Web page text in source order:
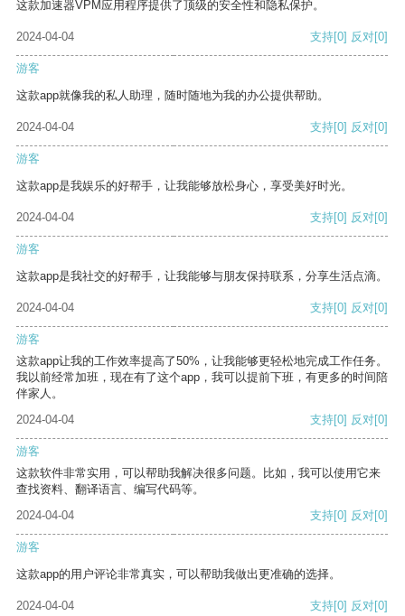
这款加速器VPM应用程序提供了顶级的安全性和隐私保护。
2024-04-04 支持[0] 反对[0]
游客
这款app就像我的私人助理，随时随地为我的办公提供帮助。
2024-04-04 支持[0] 反对[0]
游客
这款app是我娱乐的好帮手，让我能够放松身心，享受美好时光。
2024-04-04 支持[0] 反对[0]
游客
这款app是我社交的好帮手，让我能够与朋友保持联系，分享生活点滴。
2024-04-04 支持[0] 反对[0]
游客
这款app让我的工作效率提高了50%，让我能够更轻松地完成工作任务。
我以前经常加班，现在有了这个app，我可以提前下班，有更多的时间陪
伴家人。
2024-04-04
支持[0] 反对[0]
游客
这款软件非常实用，可以帮助我解决很多问题。比如，我可以使用它来
查找资料、翻译语言、编写代码等。
2024-04-04
支持[0] 反对[0]
游客
这款app的用户评论非常真实，可以帮助我做出更准确的选择。
2024-04-04 支持[0] 反对[0]